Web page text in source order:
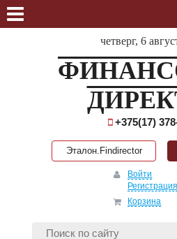
четверг, 6
+375(17)
Эталон.Findirector
Войти
Регистрация
Корзина